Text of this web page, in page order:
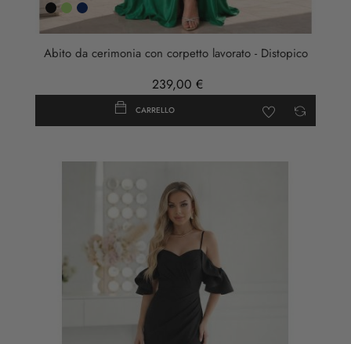
NeroVerde
Blu
Scuro
Abito da cerimonia con corpetto lavorato - Distopico
239,00 €
CARRELLO